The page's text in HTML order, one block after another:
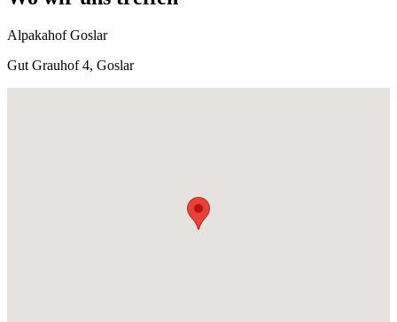
Alpakahof Goslar
Gut Grauhof 4, Goslar